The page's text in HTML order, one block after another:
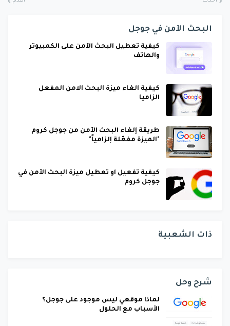
البحث الآمن في جوجل
كيفية تعطيل البحث الآمن على الكمبيوتر
والهاتف
كيفية الغاء ميزة البحث الامن المفعل
الزاميا
طريقة إلغاء البحث الآمن من جوجل كروم
"الميزة مفعّلة إلزامياً"
كيفية تفعيل او تعطيل ميزة البحث الآمن في
جوجل كروم
ذات الشعبية
شرح وحل
لماذا موقعي ليس موجود على جوجل؟
الأسباب مع الحلول